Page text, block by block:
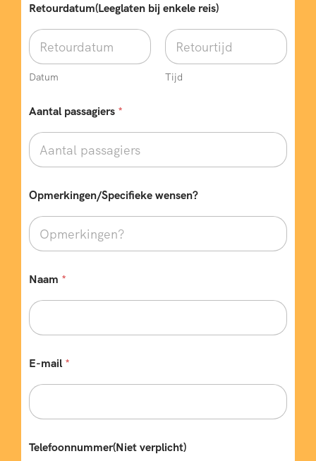
Retourdatum(Leeglaten bij enkele reis)
Datum Tijd
Aantal passagiers *
e
s
e
n
O
m
r
i
g
e
n
p
Opmerkingen/Specifieke wensen?
Naam *
E-mail *
Telefoonnummer(Niet verplicht)